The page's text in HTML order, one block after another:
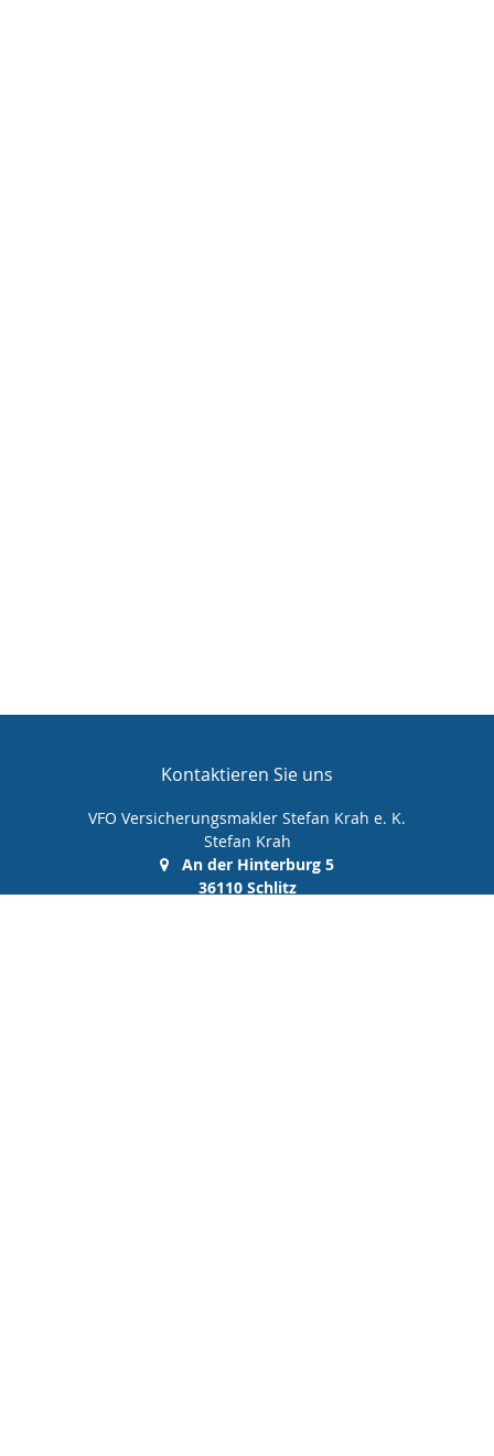
Kontaktieren Sie uns
VFO Versicherungsmakler Stefan Krah e. K.
Stefan Krah
An der Hinterburg 5
36110 Schlitz